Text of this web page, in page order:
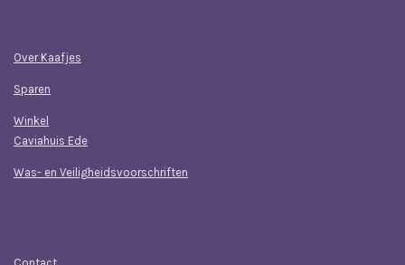
Over Kaafjes
Sparen
Winkel
Caviahuis Ede
Was- en Veiligheidsvoorschriften